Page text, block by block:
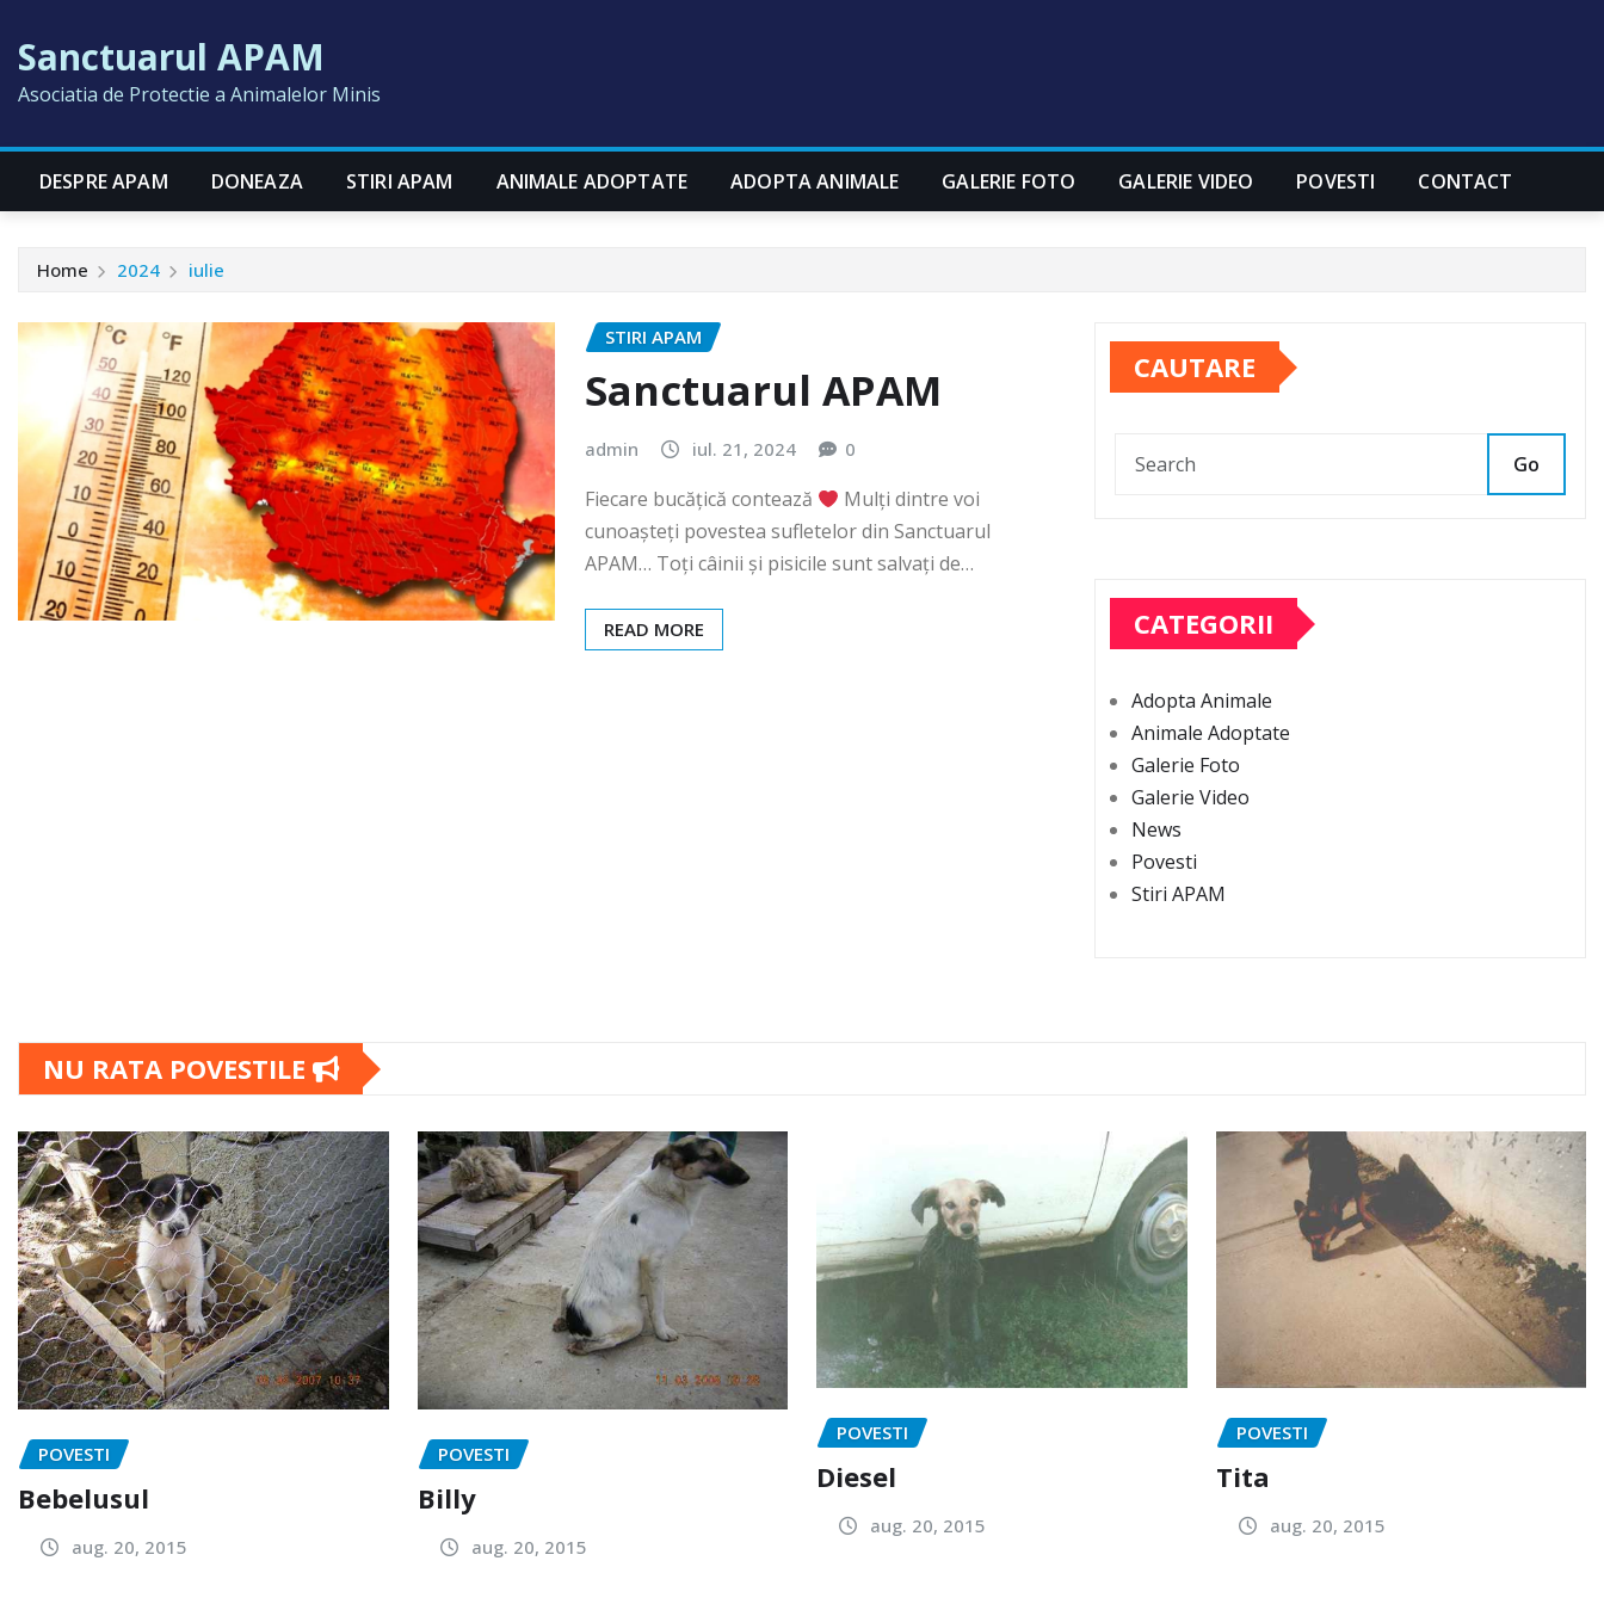
content
Sanctuarul APAM
Asociatia de Protectie a Animalelor Minis
DESPRE APAM DONEAZA STIRI APAM ANIMALE ADOPTATE ADOPTA ANIMALE GALERIE FOTO GALERIE VIDEO POVESTI CONTACT
Home 2024 iulie
STIRI APAM
Sanctuarul APAM
admin iul. 21, 2024 0
Fiecare bucățică contează
Mulți dintre voi
cunoașteți povestea sufletelor din Sanctuarul
APAM… Toți câinii și pisicile sunt salvați de…
READ MORE
CAUTARE
Go
CATEGORII
Adopta Animale
Animale Adoptate
Galerie Foto
Galerie Video
News
Povesti
Stiri APAM
NU RATA POVESTILE
POVESTI
Bebelusul
aug. 20, 2015
POVESTI
Billy
aug. 20, 2015
POVESTI
Diesel
aug. 20, 2015
POVESTI
Tita
aug. 20, 2015